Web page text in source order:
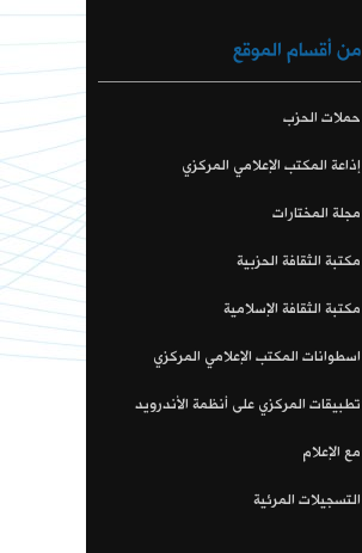
من أقسام الموقع
حملات الحزب
إذاعة المكتب الإعلامي المركزي
مجلة المختارات
مكتبة الثقافة الحزبية
مكتبة الثقافة الإسلامية
اسطوانات المكتب الإعلامي المركزي
تطبيقات المركزي على أنظمة الأندرويد
مع الإعلام
التسجيلات المرئية